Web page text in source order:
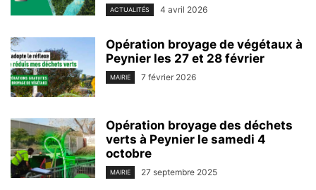
ACTUALITÉS 4 avril 2026
Opération broyage de végétaux à
Peynier les 27 et 28 février
MAIRIE 7 février 2026
Opération broyage des déchets
verts à Peynier le samedi 4
octobre
MAIRIE 27 septembre 2025